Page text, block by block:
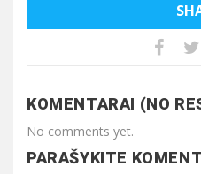
KOMENTARAI (NO
No comments yet.
PARAŠYKITE